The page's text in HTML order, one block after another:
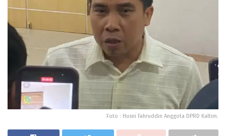
Foto : Husni Fahruddin Anggota DPRD Kaltim.